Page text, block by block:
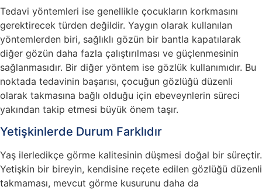
Tedavi yöntemleri ise genellikle çocukların korkmasını
gerektirecek türden değildir. Yaygın olarak kullanılan
yöntemlerden biri, sağlıklı gözün bir bantla kapatılarak
diğer gözün daha fazla çalıştırılması ve güçlenmesinin
sağlanmasıdır. Bir diğer yöntem ise gözlük kullanımıdır. Bu
noktada tedavinin başarısı, çocuğun gözlüğü düzenli
olarak takmasına bağlı olduğu için ebeveynlerin süreci
yakından takip etmesi büyük önem taşır.
Yetişkinlerde Durum Farklıdır
Yaş ilerledikçe görme kalitesinin düşmesi doğal bir süreçtir.
Yetişkin bir bireyin, kendisine reçete edilen gözlüğü düzenli
takmaması, mevcut görme kusurunu daha da